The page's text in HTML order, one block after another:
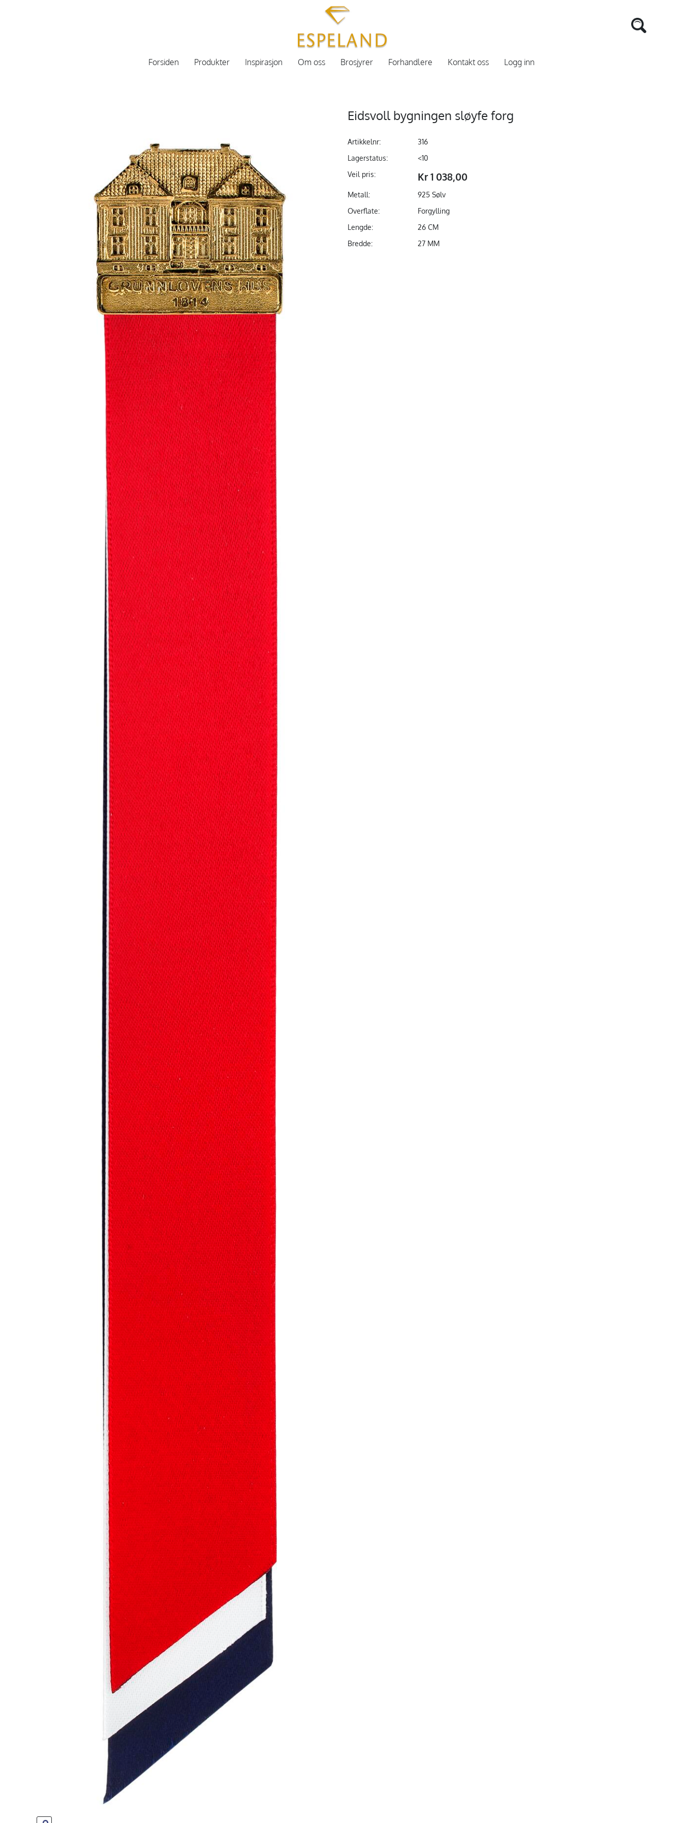
Forsiden Produkter Inspirasjon Om oss Brosjyrer Forhandlere Kontakt oss Logg inn
Eidsvoll bygningen sløyfe forg
Artikkelnr:
316
Lagerstatus:
<10
Veil pris:
Kr 1 038,00
Metall:
925 Sølv
Overflate:
Forgylling
Lengde:
26 CM
Bredde:
27 MM